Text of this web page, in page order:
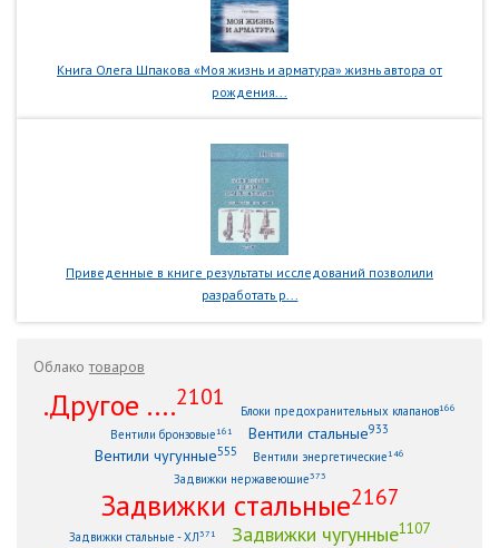
Книга Олега Шпакова «Моя жизнь и арматура» жизнь автора от
рождения...
Приведенные в книге результаты исследований позволили
разработать р...
Облакотоваров
.Другое ....2101
Блоки предохранительных клапанов166
Вентили бронзовые161 Вентили стальные933
Вентили чугунные555 Вентили энергетические146
Задвижки нержавеющие373
Задвижки стальные2167
Задвижки стальные - ХЛ371 Задвижки чугунные1107